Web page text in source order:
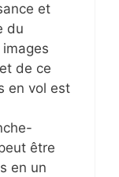
et
du
de ce
en vol est
être
en un